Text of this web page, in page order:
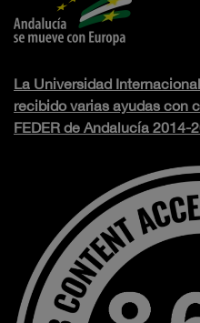
La Universidad
recibido varias ayudas con
FEDER de Andalucía 2014-